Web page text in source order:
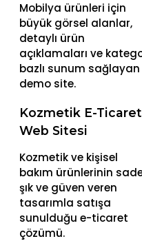
Mobilya ürünleri için
büyük görsel alanlar,
detaylı ürün
açıklamaları ve
bazlı sunum sağlayan
demo site.
Kozmetik E-Ticaret
Web Sitesi
Kozmetik ve kişisel
bakım ürünlerinin
şık ve güven veren
tasarımla satışa
sunulduğu e-ticaret
çözümü.